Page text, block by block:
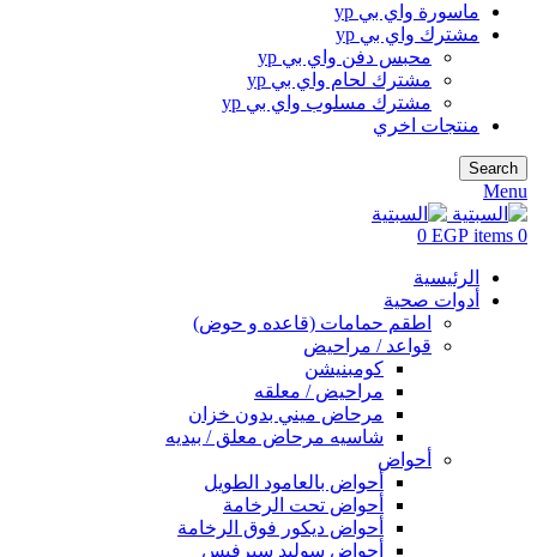
ماسورة واي بي yp
مشترك واي بي yp
محبس دفن واي بي yp
مشترك لحام واي بي yp
مشترك مسلوب واي بي yp
منتجات اخري
Search
Menu
0
items
0 EGP
الرئيسية
أدوات صحية
اطقم حمامات (قاعده و حوض)
قواعد / مراحيض
كومبنيشن
مراحيض / معلقه
مرحاض ميني بدون خزان
شاسيه مرحاض معلق / بيديه
أحواض
أحواض بالعامود الطويل
أحواض تحت الرخامة
أحواض ديكور فوق الرخامة
أحواض سوليد سيرفيس